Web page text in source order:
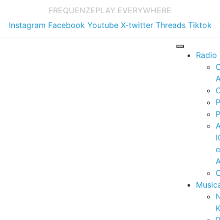
FREQUENZEPLAY EVERYWHERE
Instagram Facebook Youtube X-twitter Threads Tiktok
Radio
e